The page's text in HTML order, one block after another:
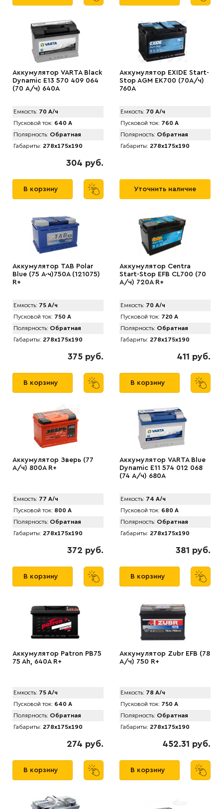
Аккумулятор VARTA Black
Dynamic E13 570 409 064
(70 А/ч) 640А
Емкость: 70 А/ч
Пусковой ток: 640 А
Полярность: Обратная
Габариты: 278x175x190
304 руб.
В корзину
Аккумулятор EXIDE Start-
Stop AGM EK700 (70А/ч)
760A
Емкость: 70 А/ч
Пусковой ток: 760 А
Полярность: Обратная
Габариты: 278x175x190
Уточнить наличие
Аккумулятор TAB Polar
Blue (75 А·ч)750А (121075)
R+
Емкость: 75 А/ч
Пусковой ток: 750 А
Полярность: Обратная
Габариты: 278x175x190
375 руб.
В корзину
Аккумулятор Centra
Start-Stop EFB CL700 (70
А/ч) 720A R+
Емкость: 70 А/ч
Пусковой ток: 720 А
Полярность: Обратная
Габариты: 278x175x190
411 руб.
В корзину
Аккумулятор Зверь (77
А/ч) 800A R+
Емкость: 77 А/ч
Пусковой ток: 800 А
Полярность: Обратная
Габариты: 278x175x190
372 руб.
В корзину
Аккумулятор VARTA Blue
Dynamic E11 574 012 068
(74 А/ч) 680А
Емкость: 74 А/ч
Пусковой ток: 680 А
Полярность: Обратная
Габариты: 278x175x190
381 руб.
В корзину
Аккумулятор Patron PB75
75 Ah, 640A R+
Емкость: 75 А/ч
Пусковой ток: 640 А
Полярность: Обратная
Габариты: 278x175x190
274 руб.
В корзину
Аккумулятор Zubr EFB (78
А/ч) 750 R+
Емкость: 78 А/ч
Пусковой ток: 750 А
Полярность: Обратная
Габариты: 278x175x190
452.31 руб.
В корзину